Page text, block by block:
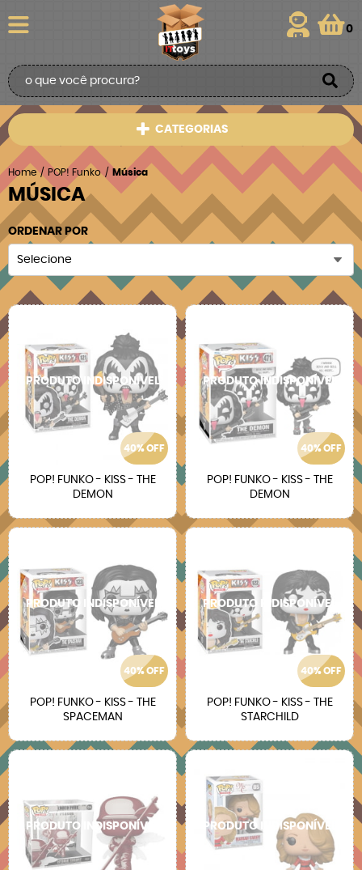
0
CATEGORIAS
MÚSICA
Home POP! Funko Música
ORDENAR POR
Selecione
40% OFF
POP! FUNKO - KISS - THE
DEMON
40% OFF
POP! FUNKO - KISS - THE
DEMON
40% OFF
POP! FUNKO - KISS - THE
SPACEMAN
40% OFF
POP! FUNKO - KISS - THE
STARCHILD